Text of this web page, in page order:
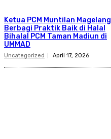
Ketua PCM Muntilan Magelang
Berbagi Praktik Baik di Halal
Bihalal PCM Taman Madiun di
UMMAD
Uncategorized April 17, 2026